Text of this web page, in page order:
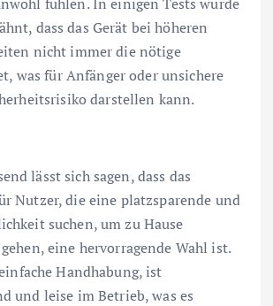
dass das Gerät bei höheren
nicht immer die nötige
was für Anfänger oder unsichere
darstellen kann.
lässt sich sagen, dass das
Nutzer, die eine platzsparende und
suchen, um zu Hause
eine hervorragende Wahl ist.
Handhabung, ist
und leise im Betrieb, was es